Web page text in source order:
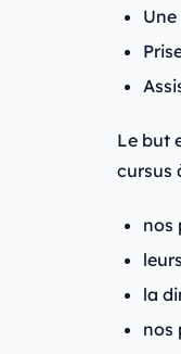
Le but
cursus
nos
la
nos